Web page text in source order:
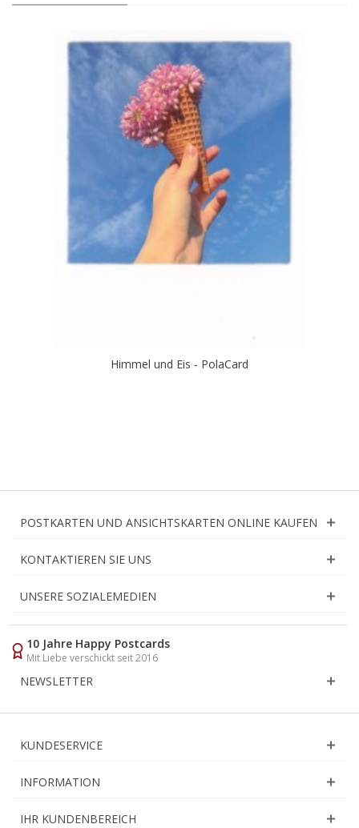
Himmel und Eis - PolaCard
POSTKARTEN UND ANSICHTSKARTEN ONLINE KAUFEN
KONTAKTIEREN SIE UNS
UNSERE SOZIALEMEDIEN
10 Jahre Happy Postcards
Mit Liebe verschickt seit 2016
NEWSLETTER
KUNDESERVICE
INFORMATION
IHR KUNDENBEREICH